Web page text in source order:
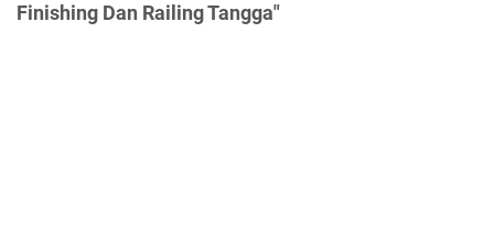
Finishing Dan Railing Tangga"